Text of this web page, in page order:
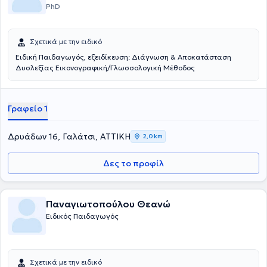
PhD
Σχετικά με την ειδικό
Ειδική Παιδαγωγός, εξειδίκευση: Διάγνωση & Αποκατάσταση
Δυσλεξίας Εικονογραφική/Γλωσσολογική Μέθοδος
Γραφείο 1
Δρυάδων 16, Γαλάτσι, ΑΤΤΙΚΗ 2,0 km
Δες το προφίλ
Παναγιωτοπούλου Θεανώ
Ειδικός Παιδαγωγός
Σχετικά με την ειδικό